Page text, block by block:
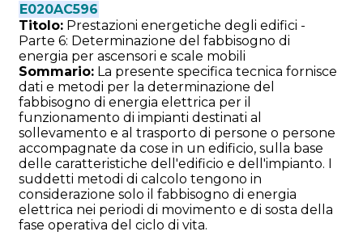
E020AC596
Titolo: Prestazioni energetiche degli edifici -
Parte 6: Determinazione del fabbisogno di
energia per ascensori e scale mobili
Sommario: La presente specifica tecnica fornisce
dati e metodi per la determinazione del
fabbisogno di energia elettrica per il
funzionamento di impianti destinati al
sollevamento e al trasporto di persone o persone
accompagnate da cose in un edificio, sulla base
delle caratteristiche dell'edificio e dell'impianto. I
suddetti metodi di calcolo tengono in
considerazione solo il fabbisogno di energia
elettrica nei periodi di movimento e di sosta della
fase operativa del ciclo di vita.